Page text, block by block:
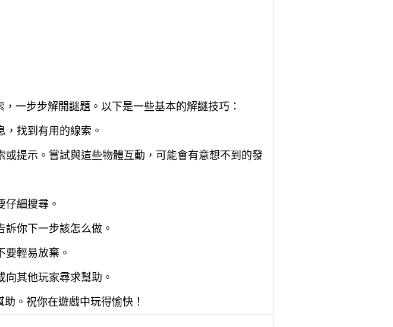
一步步解開謎題。以下是一些基本的解謎技巧：
找到有用的線索。
提示。嘗試與這些物體互動，可能會有意想不到的發
細搜尋。
你下一步該怎么做。
輕易放棄。
其他玩家尋求幫助。
。祝你在遊戲中玩得愉快！